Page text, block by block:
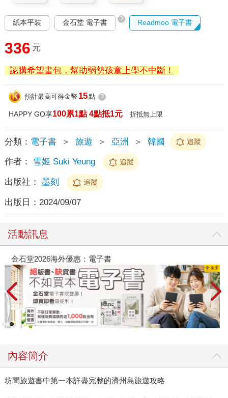
紙本平裝 金石堂 電子書 ? Readmoo 電子書
336 元
認購希望書包，幫助弱勢孩童上學不中斷！
預計最高可得金幣 15點 ?
HAPPY GO享100累1點 4點抵1元 折抵無上限
分類： 電子書 ＞ 旅遊 ＞ 亞洲 ＞ 韓國 追蹤
作者： 雪姬 Suki Yeung 追蹤
出版社： 墨刻 追蹤
出版日： 2024/09/07
活動訊息
金石堂2026海外優惠：電子書
內容簡介
坊間旅遊書中第一本詳盡完整的濟州島旅遊攻略